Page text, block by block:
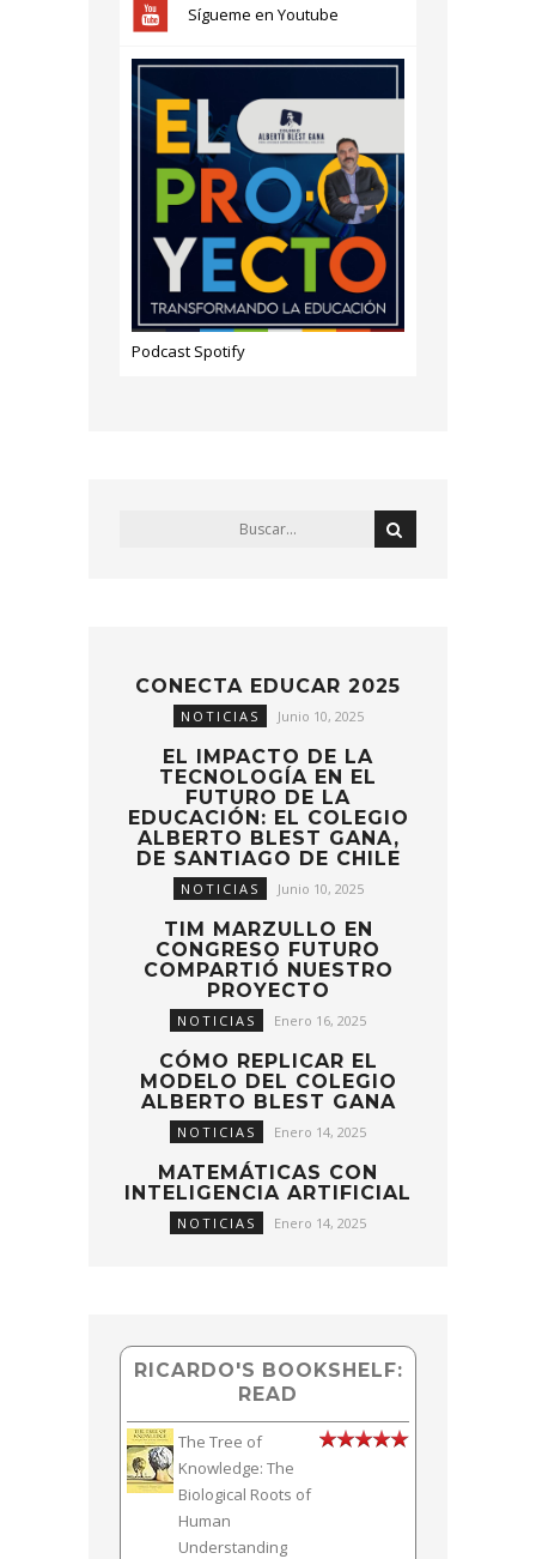
Sígueme en Youtube
Podcast Spotify
CONECTA EDUCAR 2025
NOTICIAS Junio 10, 2025
EL IMPACTO DE LA
TECNOLOGÍA EN EL
FUTURO DE LA
EDUCACIÓN: EL COLEGIO
ALBERTO BLEST GANA,
DE SANTIAGO DE CHILE
NOTICIAS Junio 10, 2025
TIM MARZULLO EN
CONGRESO FUTURO
COMPARTIÓ NUESTRO
PROYECTO
NOTICIAS Enero 16, 2025
CÓMO REPLICAR EL
MODELO DEL COLEGIO
ALBERTO BLEST GANA
NOTICIAS Enero 14, 2025
MATEMÁTICAS CON
INTELIGENCIA ARTIFICIAL
NOTICIAS Enero 14, 2025
RICARDO'S BOOKSHELF:
READ
The Tree of
Knowledge: The
Biological Roots of
Human
Understanding